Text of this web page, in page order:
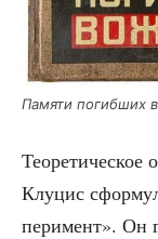
Памя­ти погиб­ших
Тео­ре­ти­че­ское
Клу­цис
пе­ри­мент». Он